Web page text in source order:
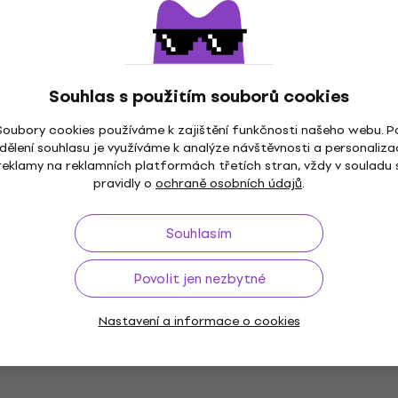
Souhlas s použitím souborů cookies
cookies používáme k zajištění funkčnosti našeho webu.
souhlasu je využíváme k analýze návštěvnosti a
na reklamních platformách třetích stran, vždy v souladu
pravidly o ochraně osobních údajů.
Souhlasím
Povolit jen nezbytné
Nastavení a informace o cookies
Struny pro kontrabas
Pirastro Evah Pirazzi E Struny pro
Struny pro kontrabas
3 165 Kč
Jen na objednávku
Pirastro Obligato Solo Struny pro
kontrabas
Struny pro kontrabas
6 999 Kč
Jen na objednávku